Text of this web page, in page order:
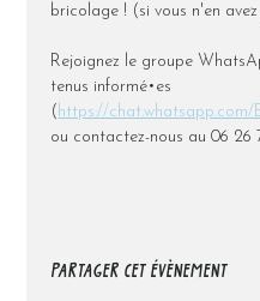
bricolage ! (si vous n'en
Rejoignez le groupe
tenus informé•es
( https://chat.whatsapp.com/
ou contactez-nous au 06 26
PARTAGER CET ÉVÈNEMENT